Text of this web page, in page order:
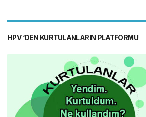
HPV ‘DEN KURTULANLARIN PLATFORMU